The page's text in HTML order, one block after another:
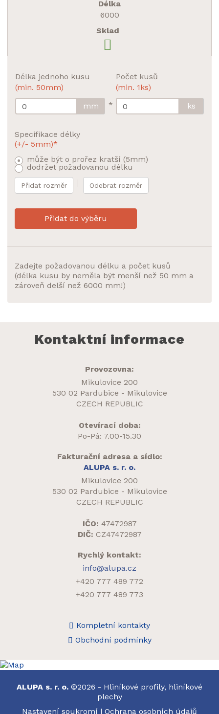
6000
Délka jednoho kusu
(min. 50mm)
mm
*
Počet kusů
(min. 1ks)
ks
Specifikace délky
(+/- 5mm)*
může být o prořez kratší (5mm)
dodržet požadovanou délku
Přidat rozměr Odebrat rozměr
Přidat do výběru
Zadejte požadovanou délku a počet kusů
(délka kusu by neměla být menší než 50 mm a
zároveň delší než 6000 mm!)
Kontaktní informace
Provozovna:
Mikulovice 200
530 02 Pardubice - Mikulovice
CZECH REPUBLIC
Otevírací doba:
Po-Pá: 7.00-15.30
Fakturační adresa a sídlo:
ALUPA s. r. o.
Mikulovice 200
530 02 Pardubice - Mikulovice
CZECH REPUBLIC
IČO: 47472987
DIČ: CZ47472987
Rychlý kontakt:
info@alupa.cz
+420 777 489 772
+420 777 489 773
Kompletní kontakty
Obchodní podmínky
ALUPA s. r. o. ©2026 - Hliníkové profily, hliníkové
plechy
Nastavení soukromí | Ochrana osobních údajů